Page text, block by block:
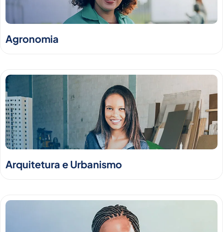
Agronomia
Arquitetura e Urbanismo